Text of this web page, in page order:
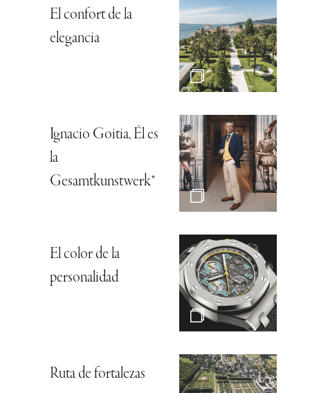
El confort de la
elegancia
Ignacio Goitia, Él es
la
Gesamtkunstwerk*
El color de la
personalidad
Ruta de fortalezas